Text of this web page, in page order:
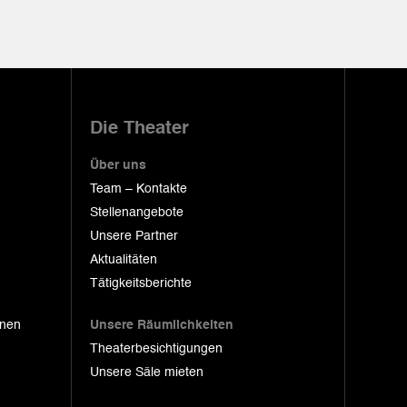
Die Theater
Über uns
Team – Kontakte
Stellenangebote
Unsere Partner
Aktualitäten
Tätigkeitsberichte
Unsere Räumlichkeiten
Theaterbesichtigungen
Unsere Säle mieten